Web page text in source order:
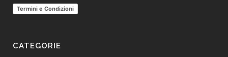
Termini e Condizioni
CATEGORIE